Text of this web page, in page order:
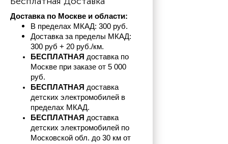
Доставка по Москве и области:
В пределах МКАД: 300 руб.
Доставка за пределы МКАД:
300 руб + 20 руб./км.
БЕСПЛАТНАЯ доставка по
Москве при заказе от 5 000
руб.
БЕСПЛАТНАЯ доставка
детских электромобилей в
пределах МКАД.
БЕСПЛАТНАЯ доставка
детских электромобилей по
Московской обл. до 30 км от